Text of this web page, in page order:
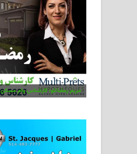
مریم رمضانلو، کارشناس وام مسکن